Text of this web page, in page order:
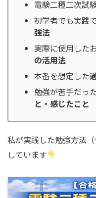
電験二種二次試
初学者でも実践
強法
実際に使用した
の活用法
本番を想定した
勉強が苦手だっ
と・感じたこと
私が実践した勉強方法
しています